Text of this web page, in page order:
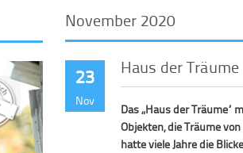
November 2020
23
Nov
Haus der
Das „Haus der Träume“
Objekten, die Träume
hatte viele Jahre die